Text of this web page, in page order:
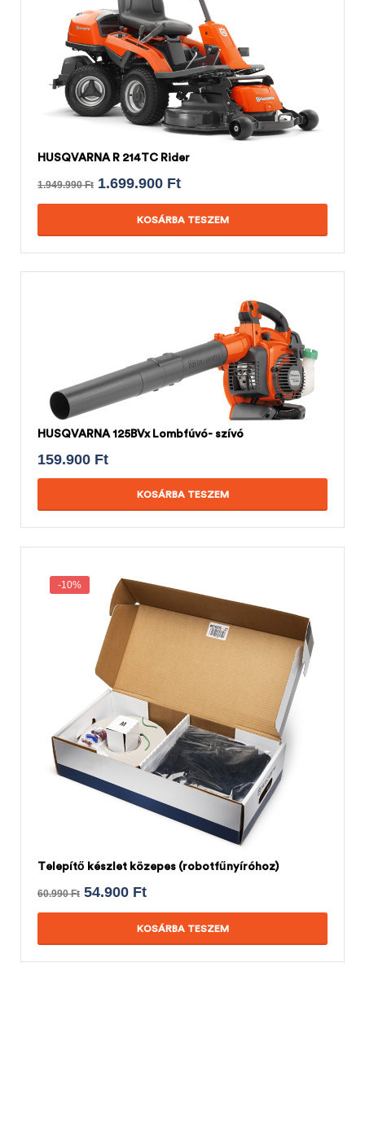
HUSQVARNA R 214TC Rider
1.949.990Ft 1.699.900 Ft
KOSÁRBA TESZEM
HUSQVARNA 125BVx Lombfúvó- szívó
159.900 Ft
KOSÁRBA TESZEM
-10%
Telepítő készlet közepes (robotfűnyíróhoz)
60.990Ft 54.900 Ft
KOSÁRBA TESZEM